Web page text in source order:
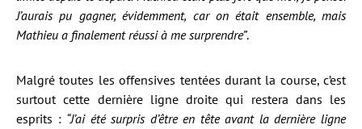
J’aurais pu gagner, évidemment, car on était ensemble, mais
Mathieu a finalement réussi à me surprendre”.
Malgré toutes les offensives tentées durant la course, c’est
surtout cette dernière ligne droite qui restera dans les
esprits : “J’ai été surpris d’être en tête avant la dernière ligne